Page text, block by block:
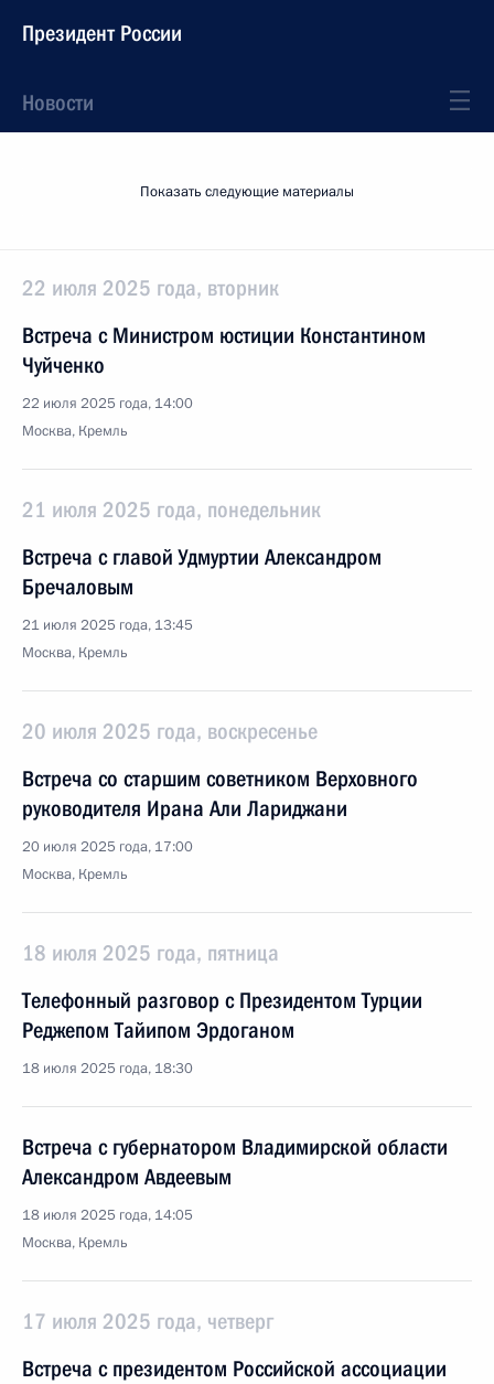
Президент России
Новости
Показать следующие материалы
22 июля 2025 года, вторник
Встреча с Министром юстиции Константином
Чуйченко
22 июля 2025 года, 14:00
Москва, Кремль
21 июля 2025 года, понедельник
Встреча с главой Удмуртии Александром
Бречаловым
21 июля 2025 года, 13:45
Москва, Кремль
20 июля 2025 года, воскресенье
Встреча со старшим советником Верховного
руководителя Ирана Али Лариджани
20 июля 2025 года, 17:00
Москва, Кремль
18 июля 2025 года, пятница
Телефонный разговор с Президентом Турции
Реджепом Тайипом Эрдоганом
18 июля 2025 года, 18:30
Встреча с губернатором Владимирской области
Александром Авдеевым
18 июля 2025 года, 14:05
Москва, Кремль
17 июля 2025 года, четверг
Встреча с президентом Российской ассоциации